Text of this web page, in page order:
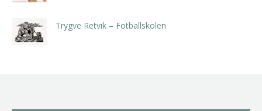
Trygve Retvik – Fotballskolen